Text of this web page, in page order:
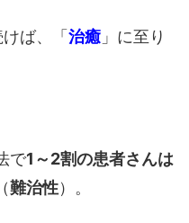
ば、「 治癒 」に至り
で1～2割の患者さんは
難治性）。